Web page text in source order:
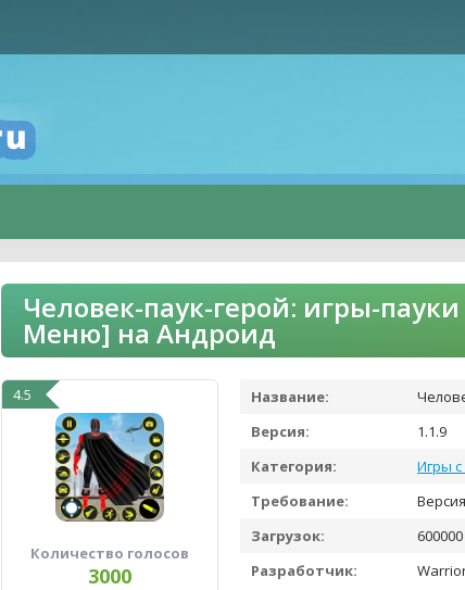
Человек-паук-герой: игры-
Меню] на Андроид
4.5
Количество голосов
3000
Название:
Версия:
1.1.9
Категория:
Игры
Требование:
Загрузок:
600000
Разработчик: